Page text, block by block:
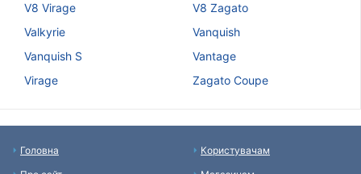
V8 Virage
V8 Zagato
Valkyrie
Vanquish
Vanquish S
Vantage
Virage
Zagato Coupe
Головна
Користувачам